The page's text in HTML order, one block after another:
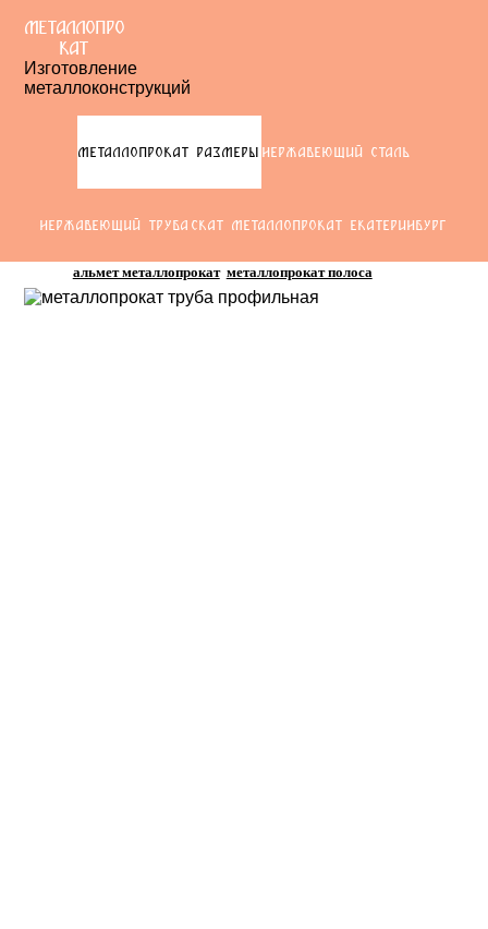
МЕТАЛЛОПРО
КАТ
Изготовление
металлоконструкций
МЕТАЛЛОПРОКАТ РАЗМЕРЫ НЕРЖАВЕЮЩИЙ СТАЛЬ
НЕРЖАВЕЮЩИЙ ТРУБА СКАТ МЕТАЛЛОПРОКАТ ЕКАТЕРИНБУРГ
альмет металлопрокат металлопрокат полоса